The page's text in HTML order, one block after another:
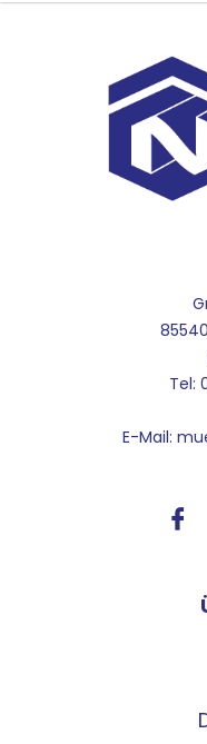
Tel:
E-Mail: